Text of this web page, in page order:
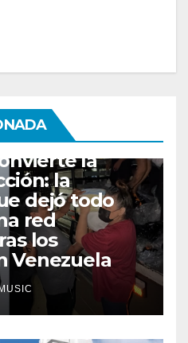
la
la
dejó todo
red
los
Venezuela